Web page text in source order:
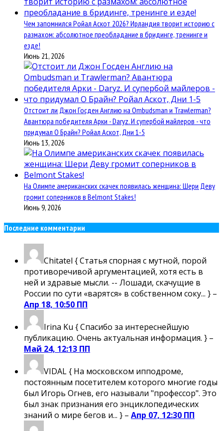
Чем запомнился Ройал Аскот 2026? Ирландия творит историю с
размахом: абсолютное преобладание в бридинге, тренинге и
езде!
Июнь 21, 2026
Отстоит ли Джон Госден Англию на Ombudsman и Trawlerman?
Авантюра победителя Арки - Daryz. И супербой майлеров - что
придумал О Брайн? Ройал Аскот, Дни 1-5
Июнь 13, 2026
На Олимпе американских скачек появилась женщина: Шери Деву
громит соперников в Belmont Stakes!
Июнь 9, 2026
Последние комментарии
Chitatel { Статья спорная с мутной, порой
противоречивой аргументацией, хотя есть в
ней и здравые мысли. -- Лошади, скачущие в
России по сути «варятся» в собственном соку... } –
Апр 18, 10:50 ПП
Irina Ku { Спасибо за интереснейшую
публикацию. Очень актуальная информация. } –
Май 24, 12:13 ПП
VIDAL{ На московском ипподроме,
постоянным посетителем которого многие годы
был Игорь Огнев, его называли "профессор". Это
был знак признания его энциклопедических
знаний о мире бегов и... } – Апр 07, 12:30 ПП